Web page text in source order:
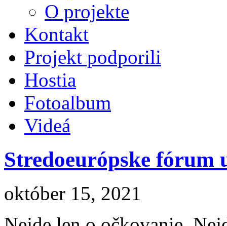
O projekte
Kontakt
Projekt podporili
Hostia
Fotoalbum
Videá
Stredoeurópske fórum
október 15, 2021